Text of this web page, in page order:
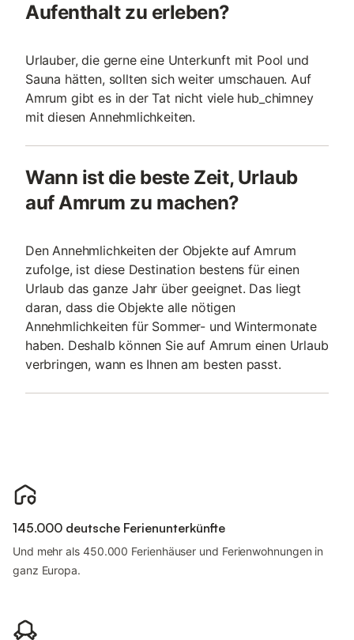
Aufenthalt zu erleben?
Urlauber, die gerne eine Unterkunft mit Pool und
Sauna hätten, sollten sich weiter umschauen. Auf
Amrum gibt es in der Tat nicht viele hub_chimney
mit diesen Annehmlichkeiten.
Wann ist die beste Zeit, Urlaub
auf Amrum zu machen?
Den Annehmlichkeiten der Objekte auf Amrum
zufolge, ist diese Destination bestens für einen
Urlaub das ganze Jahr über geeignet. Das liegt
daran, dass die Objekte alle nötigen
Annehmlichkeiten für Sommer- und Wintermonate
haben. Deshalb können Sie auf Amrum einen Urlaub
verbringen, wann es Ihnen am besten passt.
145.000 deutsche Ferienunterkünfte
Und mehr als 450.000 Ferienhäuser und Ferienwohnungen in
ganz Europa.